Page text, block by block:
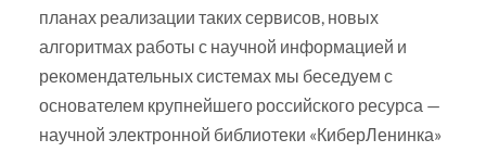
планах реализации таких сервисов, новых
алгоритмах работы с научной информацией и
рекомендательных системах мы беседуем с
основателем крупнейшего российского ресурса —
научной электронной библиотеки «КиберЛенинка»